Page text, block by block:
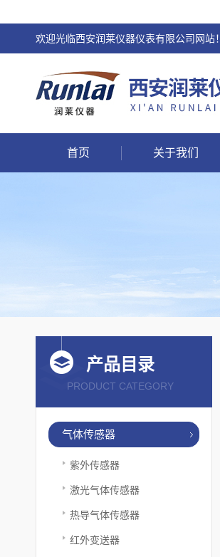
欢迎光临西安润莱仪器仪表有限公司网站！
首页 关于我们
产品目录
PRODUCT CATEGORY
气体传感器
紫外传感器
激光气体传感器
热导气体传感器
红外变送器